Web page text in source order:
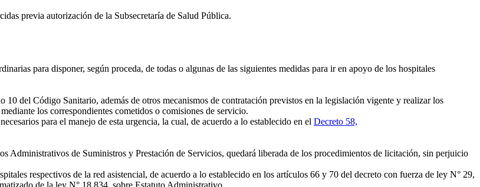
previa autorización de la Subsecretaría de Salud Pública.
para disponer, según proceda, de todas o algunas de las siguientes medidas para ir en apoyo de los hospitales
del Código Sanitario, además de otros mecanismos de contratación previstos en la legislación vigente y realizar los
los correspondientes cometidos o comisiones de servicio.
para el manejo de esta urgencia, la cual, de acuerdo a lo establecido en el Decreto 58,
Administrativos de Suministros y Prestación de Servicios, quedará liberada de los procedimientos de licitación, sin perjuicio
respectivos de la red asistencial, de acuerdo a lo establecido en los artículos 66 y 70 del decreto con fuerza de ley N° 29,
de la ley N° 18.834, sobre Estatuto Administrativo.